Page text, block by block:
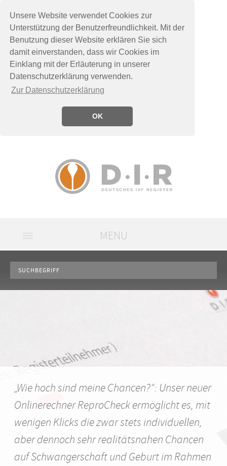
Unsere Website verwendet Cookies zur
Unterstützung der Benutzerfreundlichkeit. Mit der
Benutzung dieser Website erklären Sie sich
damit einverstanden, dass wir Cookies im
Einklang mit der Erläuterung in unserer
Datenschutzerklärung verwenden.
Zur Datenschutzerklärung
OK
MENU
Vorstand & Kuratorium
Satzung
Jahrbücher
Jahrbuch Archiv
Mitgliedszentren
Kontakt
Patienten
„Wie hoch sind meine Chancen?“: Unser neuer
Onlinerechner ReproCheck ermöglicht es, mit
wenigen Klicks die zwar stets individuellen,
aber dennoch sehr realitätsnahen Chancen
auf Schwangerschaft und Geburt im Rahmen